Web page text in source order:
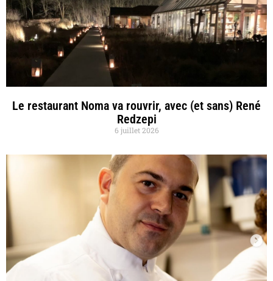
Le restaurant Noma va rouvrir, avec (et sans) René
Redzepi
6 juillet 2026